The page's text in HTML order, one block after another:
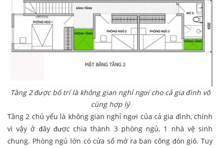
Tầng 2 được bố trí là không gian nghỉ ngơi cho cả gia đình vô
cùng hợp lý
Tầng 2 chủ yếu là không gian nghỉ ngơi của cả gia đình, chính
vì vậy ở đây được chia thành 3 phòng ngủ, 1 nhà vệ sinh
chung. Phòng ngủ lớn có cửa sổ mở ra ban công đón gió. Tuy